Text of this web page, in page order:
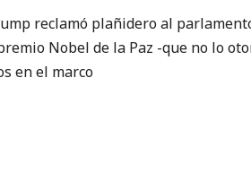
reclamó plañidero al
Nobel de la Paz -que no lo
en el marco